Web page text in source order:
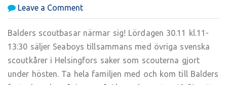
Leave a Commenton
Balders
basar
Balders scoutbasar närmar sig! Lördagen 30.11 kl.11-
13:30 säljer Seaboys tillsammans med övriga svenska
scoutkårer i Helsingfors saker som scouterna gjort
under hösten. Ta hela familjen med och kom till Balders